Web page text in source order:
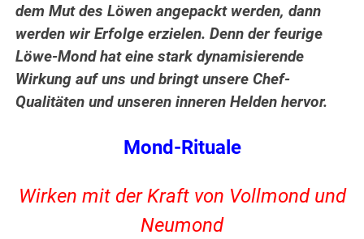
dem Mut des Löwen angepackt werden, dann
werden wir Erfolge erzielen. Denn der feurige
Löwe-Mond hat eine stark dynamisierende
Wirkung auf uns und bringt unsere Chef-
Qualitäten und unseren inneren Helden hervor.
Mond-Rituale
Wirken mit der Kraft von Vollmond und
Neumond